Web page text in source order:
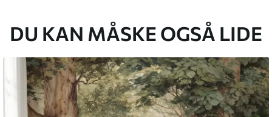
DU KAN MÅSKE OGSÅ LIDE